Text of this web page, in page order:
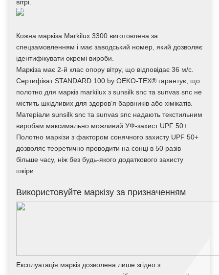
вітрі.
Кожна маркіза Markilux 3300 виготовлена за
спецзамовленням і має заводський номер, який дозволяє
ідентифікувати окремі вироби.
Маркіза має 2-й клас опору вітру, що відповідає 36 м/с.
Сертифікат STANDARD 100 by OEKO-TEX® гарантує, що
полотно для маркіз markilux з sunsilk snc та sunvas snc не
містить шкідливих для здоров’я барвників або хімікатів.
Матеріали sunsilk snc та sunvas snc надають текстильним
виробам максимально можливий УФ-захист UPF 50+.
Полотно маркізи з фактором сонячного захисту UPF 50+
дозволяє теоретично проводити на сонці в 50 разів
більше часу, ніж без будь-якого додаткового захисту
шкіри.
Використовуйте маркізу за призначенням
Експлуатація маркіз дозволена лише згідно з